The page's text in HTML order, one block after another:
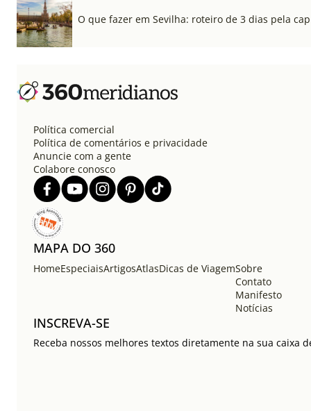
O que fazer em Sevilha: roteiro de 3 dias pela
Política comercial
Política de comentários e privacidade
Anuncie com a gente
Colabore conosco
MAPA DO 360
HomeEspeciaisArtigosAtlasDicas de ViagemSobre
Contato
Manifesto
Notícias
INSCREVA-SE
Receba nossos melhores textos diretamente na sua caixa